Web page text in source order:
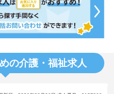
の介護・福祉求人